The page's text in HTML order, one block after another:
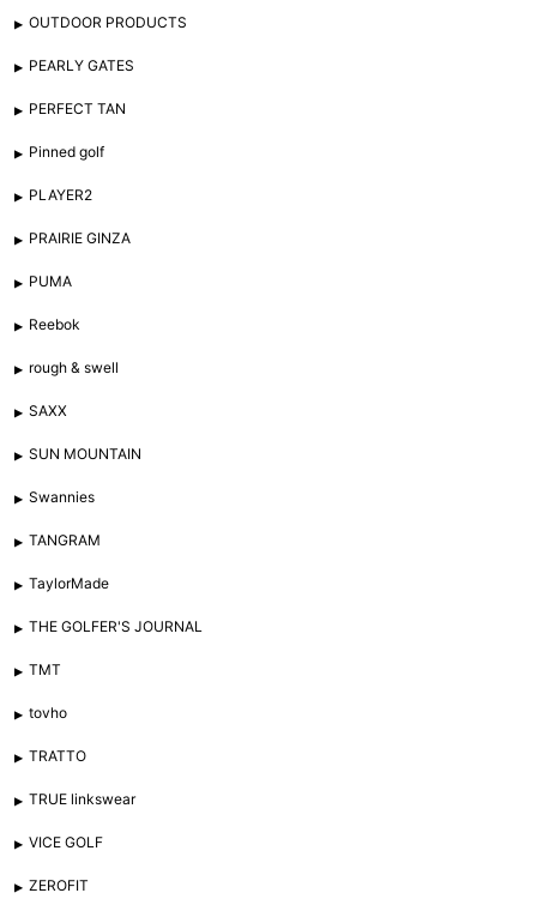
OUTDOOR PRODUCTS
PEARLY GATES
PERFECT TAN
Pinned golf
PLAYER2
PRAIRIE GINZA
PUMA
Reebok
rough & swell
SAXX
SUN MOUNTAIN
Swannies
TANGRAM
TaylorMade
THE GOLFER'S JOURNAL
TMT
tovho
TRATTO
TRUE linkswear
VICE GOLF
ZEROFIT